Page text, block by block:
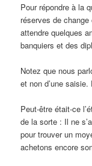
Pour répondre à la
réserves de
attendre quelques
banquiers et des
Notez que nous
et non d’une
Peut-être était-ce
de la sorte : Il ne
pour trouver un
achetons encore